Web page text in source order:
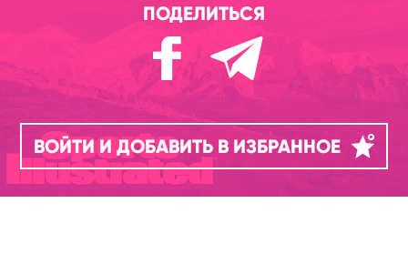
ПОДЕЛИТЬСЯ
ВОЙТИ И ДОБАВИТЬ В ИЗБРАННОЕ